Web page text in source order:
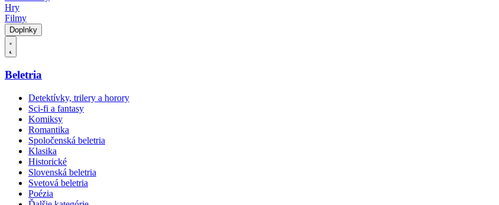
Hry
Filmy
Doplnky
Beletria
Detektívky, trilery a horory
Sci-fi a fantasy
Komiksy
Romantika
Spoločenská beletria
Klasika
Historické
Slovenská beletria
Svetová beletria
Poézia